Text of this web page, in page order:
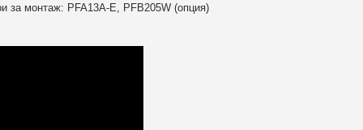
за монтаж: PFA13A-E, PFB205W (опция)